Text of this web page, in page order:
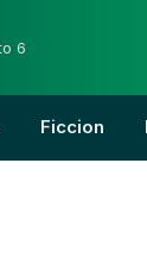
6
Ficcion